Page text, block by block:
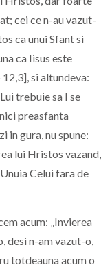
cei ce n-au vazut-
ca unui Sfant si
ca Iisus este
si altundeva:
trebuie sa I se
preasfanta
in gura, nu spune:
lui Hristos vazand,
Celui fara de
acum: „Invierea
desi n-am vazut-o,
totdeauna acum o